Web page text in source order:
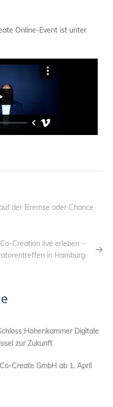
Online-Event ist unter
der Bremse oder Chance
Co-Creation live erleben –
in Hamburg
Hohenkammer Digitale
zur Zukunft
Create GmbH ab 1. April